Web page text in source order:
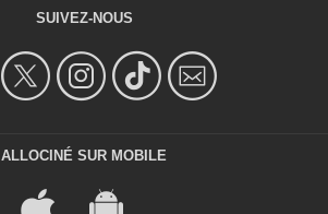
SUIVEZ-NOUS
ALLOCINÉ SUR MOBILE